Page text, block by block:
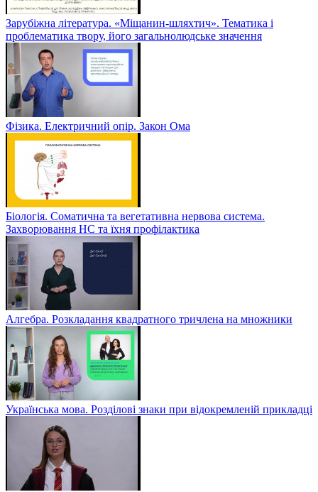
Зарубіжна література. «Міщанин-шляхтич». Тематика і
проблематика твору, його загальнолюдське значення
Фізика. Електричний опір. Закон Ома
Біологія. Соматична та вегетативна нервова система.
Захворювання НС та їхня профілактика
Алгебра. Розкладання квадратного тричлена на множники
Українська мова. Розділові знаки при відокремленій прикладці